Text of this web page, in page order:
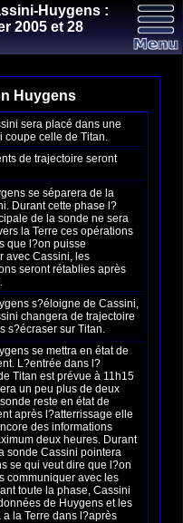
Huygens :
2005 et 28
Huygens
sera placé dans une
coupe celle de Titan.
de trajectoire seront
se séparera de la
Durant cette phase l?
de la sonde ne sera
la Terre ces opérations
que l?on puisse
avec Cassini, les
seront rétablies après
s?éloigne de Cassini,
changera de trajectoire
s?écraser sur Titan.
se mettra en état de
L?entrée dans l?
Titan est prévue à 11h15
un peu plus de deux
reste en état de
après l?atterrissage elle
des informations
deux heures. Durant
sonde Cassini pointera
se qui veut dire que l?on
communiquer avec les
toute la phase, Cassini
de Huygens et les
a la Terre dans l?après